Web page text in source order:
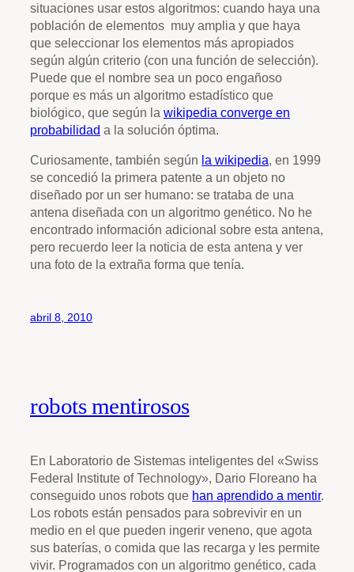
situaciones usar estos algoritmos: cuando haya una
población de elementos muy amplia y que haya
que seleccionar los elementos más apropiados
según algún criterio (con una función de selección).
Puede que el nombre sea un poco engañoso
porque es más un algoritmo estadístico que
biológico, que según la wikipedia converge en
probabilidad a la solución óptima.
Curiosamente, también según la wikipedia, en 1999
se concedió la primera patente a un objeto no
diseñado por un ser humano: se trataba de una
antena diseñada con un algoritmo genético. No he
encontrado información adicional sobre esta antena,
pero recuerdo leer la noticia de esta antena y ver
una foto de la extraña forma que tenía.
abril 8, 2010
robots mentirosos
En Laboratorio de Sistemas inteligentes del «Swiss
Federal Institute of Technology», Dario Floreano ha
conseguido unos robots que han aprendido a mentir.
Los robots están pensados para sobrevivir en un
medio en el que pueden ingerir veneno, que agota
sus baterías, o comida que las recarga y les permite
vivir. Programados con un algoritmo genético, cada